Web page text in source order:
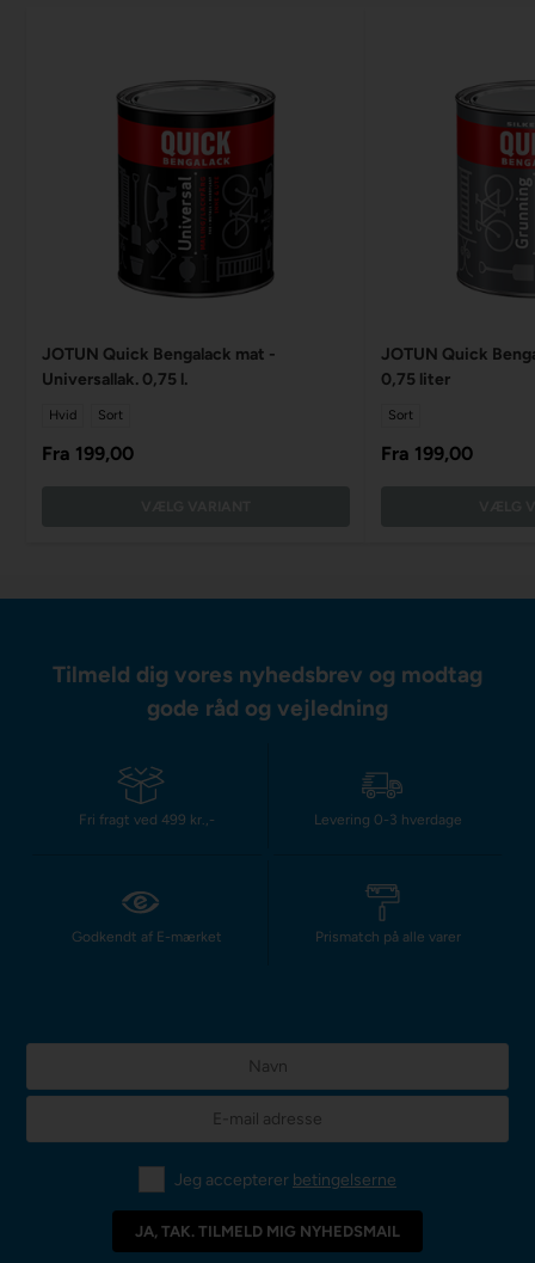
JOTUN Quick Bengalack mat -
Universallak. 0,75 l.
Hvid Sort
Fra 199,00
JOTUN Quick
0,75 liter
Sort
Fra 199,00
Tilmeld dig vores nyhedsbrev og modtag
gode råd og vejledning
Fri fragt ved 499 kr.,- Levering 0-3 hverdage
Godkendt af E-mærket Prismatch på alle varer
Jeg accepterer betingelserne